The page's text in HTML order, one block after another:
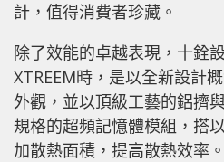
計，值得消費者珍藏。
除了效能的卓越表現，十銓
XTREEM時，是以全新設計
外觀，並以頂級工藝的鋁擠
規格的超頻記憶體模組，搭
加散熱面積，提高散熱效率